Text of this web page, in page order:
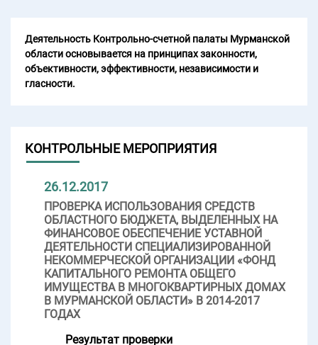
Деятельность Контрольно-счетной палаты Мурманской
области основывается на принципах законности,
объективности, эффективности, независимости и
гласности.
КОНТРОЛЬНЫЕ МЕРОПРИЯТИЯ
26.12.2017
ПРОВЕРКА ИСПОЛЬЗОВАНИЯ СРЕДСТВ
ОБЛАСТНОГО БЮДЖЕТА, ВЫДЕЛЕННЫХ НА
ФИНАНСОВОЕ ОБЕСПЕЧЕНИЕ УСТАВНОЙ
ДЕЯТЕЛЬНОСТИ СПЕЦИАЛИЗИРОВАННОЙ
НЕКОММЕРЧЕСКОЙ ОРГАНИЗАЦИИ «ФОНД
КАПИТАЛЬНОГО РЕМОНТА ОБЩЕГО
ИМУЩЕСТВА В МНОГОКВАРТИРНЫХ ДОМАХ
В МУРМАНСКОЙ ОБЛАСТИ» В 2014-2017
ГОДАХ
Результат проверки